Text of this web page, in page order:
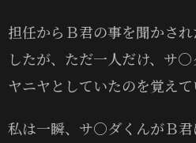
担任からＢ君の事を聞かさ
したが、ただ一人だけ、サ
ヤニヤとしていたのを覚えて
私は一瞬、サ〇ダくんがＢ